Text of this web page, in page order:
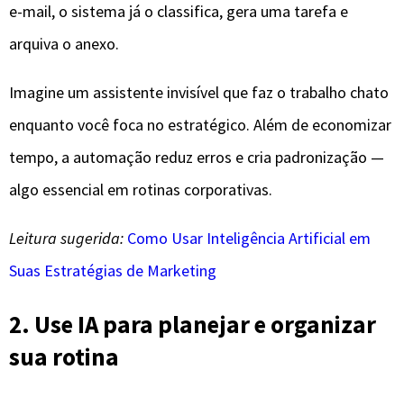
e-mail, o sistema já o classifica, gera uma tarefa e
arquiva o anexo.
Imagine um assistente invisível que faz o trabalho chato
enquanto você foca no estratégico. Além de economizar
tempo, a automação reduz erros e cria padronização —
algo essencial em rotinas corporativas.
Leitura sugerida: Como Usar Inteligência Artificial em
Suas Estratégias de Marketing
2. Use IA para planejar e organizar
sua rotina